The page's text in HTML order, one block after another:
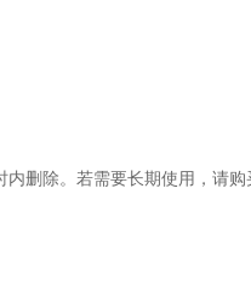
删除。若需要长期使用，请购